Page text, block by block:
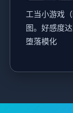
工当小游戏
图。好感度
堕落模化